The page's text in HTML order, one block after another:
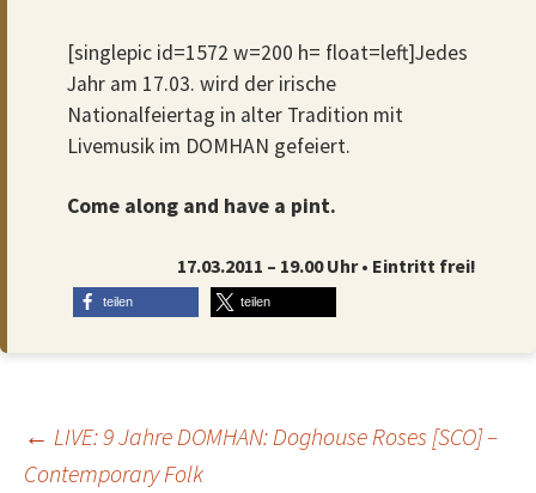
[singlepic id=1572 w=200 h= float=left]Jedes
Jahr am 17.03. wird der irische
Nationalfeiertag in alter Tradition mit
Livemusik im DOMHAN gefeiert.
Come along and have a pint.
17.03.2011 – 19.00 Uhr • Eintritt frei!
teilen teilen
Beitragsnavigation
← LIVE: 9 Jahre DOMHAN: Doghouse Roses [SCO] –
Contemporary Folk